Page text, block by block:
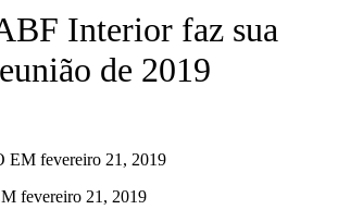
Interior faz sua
de 2019
EM fevereiro 21, 2019
fevereiro 21, 2019